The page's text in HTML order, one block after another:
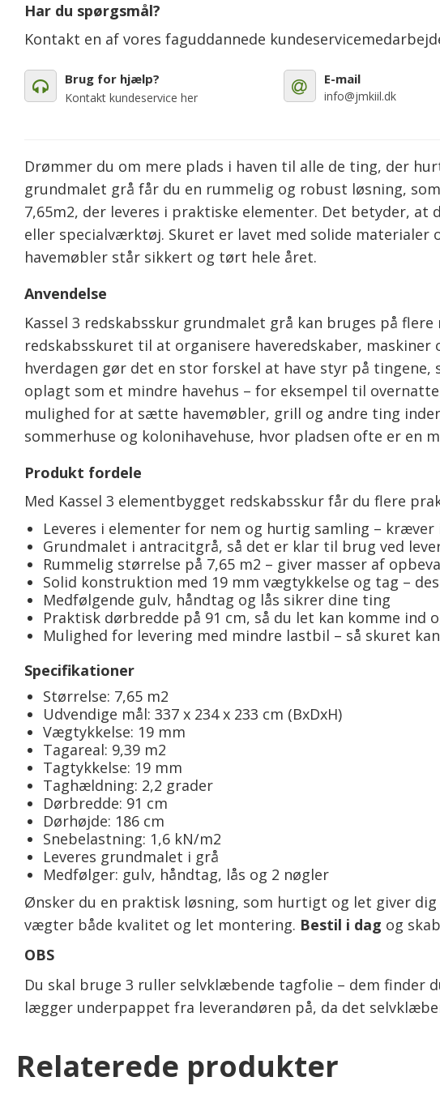
Har du spørgsmål?
Kontakt en af vores faguddannede
Brug for hjælp?
Kontakt kundeservice her
E-mail
info@jmkiil.dk
Drømmer du om mere plads i haven til alle de ting, der
grundmalet grå får du en rummelig og robust løsning,
7,65m2, der leveres i praktiske elementer. Det betyder,
eller specialværktøj. Skuret er lavet med solide materialer
havemøbler står sikkert og tørt hele året.
Anvendelse
Kassel 3 redskabsskur grundmalet grå kan bruges på
redskabsskuret til at organisere haveredskaber,
hverdagen gør det en stor forskel at have styr på
oplagt som et mindre havehus – for eksempel til
mulighed for at sætte havemøbler, grill og andre ting
sommerhuse og kolonihavehuse, hvor pladsen ofte er en
Produkt fordele
Med Kassel 3 elementbygget redskabsskur får du flere
Leveres i elementer for nem og hurtig samling –
Grundmalet i antracitgrå, så det er klar til brug ved
Rummelig størrelse på 7,65 m2 – giver masser af
Solid konstruktion med 19 mm vægtykkelse og tag –
Medfølgende gulv, håndtag og lås sikrer dine ting
Praktisk dørbredde på 91 cm, så du let kan komme ind
Mulighed for levering med mindre lastbil – så skuret
Specifikationer
Størrelse: 7,65 m2
Udvendige mål: 337 x 234 x 233 cm (BxDxH)
Vægtykkelse: 19 mm
Tagareal: 9,39 m2
Tagtykkelse: 19 mm
Taghældning: 2,2 grader
Dørbredde: 91 cm
Dørhøjde: 186 cm
Snebelastning: 1,6 kN/m2
Leveres grundmalet i grå
Medfølger: gulv, håndtag, lås og 2 nøgler
Ønsker du en praktisk løsning, som hurtigt og let giver
vægter både kvalitet og let montering. Bestil i dag og
OBS
Du skal bruge 3 ruller selvklæbende tagfolie – dem
lægger underpappet fra leverandøren på, da det
Relaterede produkter